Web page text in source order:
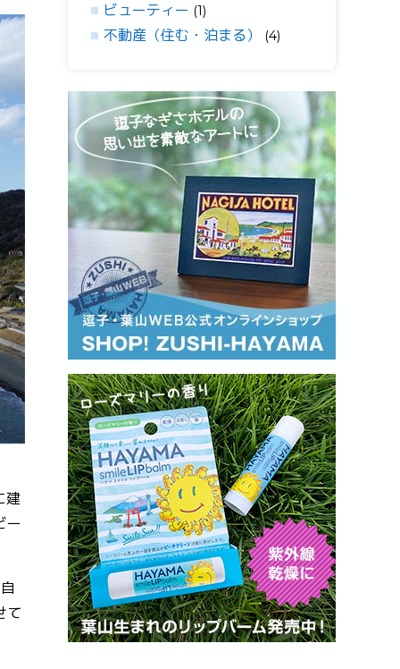
建
ー
て
ビューティー (1)
不動産（住む・泊まる） (4)